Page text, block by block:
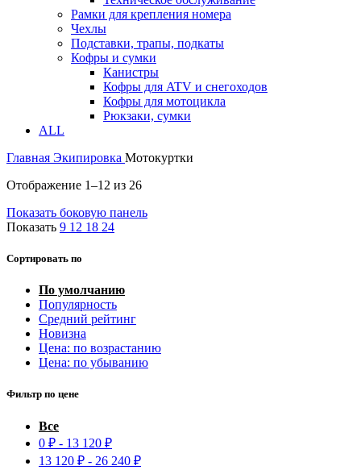
Рамки для крепления номера
Чехлы
Подставки, трапы, подкаты
Кофры и сумки
Канистры
Кофры для ATV и снегоходов
Кофры для мотоцикла
Рюкзаки, сумки
ALL
Главная Экипировка Мотокуртки
Отображение 1–12 из 26
Показать боковую панель
Показать 9 12 18 24
Сортировать по
По умолчанию
Популярность
Средний рейтинг
Новизна
Цена: по возрастанию
Цена: по убыванию
Фильтр по цене
Все
0 ₽ - 13 120 ₽
13 120 ₽ - 26 240 ₽